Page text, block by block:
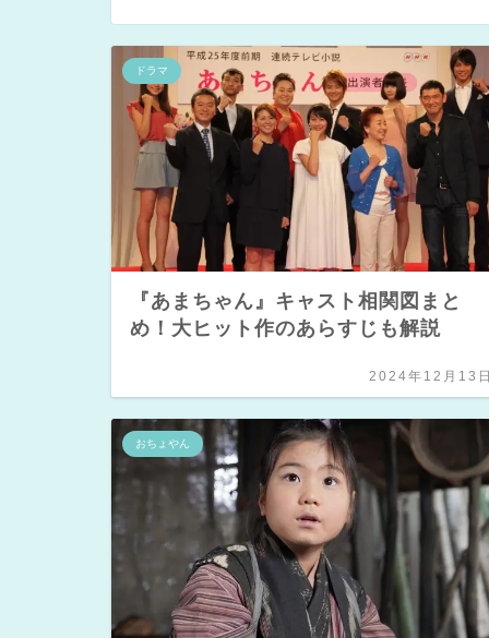
ドラマ
『あまちゃん』キャスト相関図まと
め！大ヒット作のあらすじも解説
2024年12月13日
おちょやん